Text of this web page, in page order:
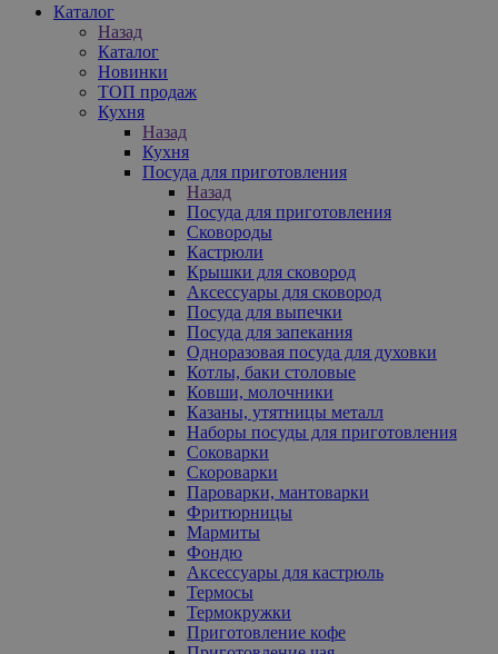
Каталог
Назад
Каталог
Новинки
ТОП продаж
Кухня
Назад
Кухня
Посуда для приготовления
Назад
Посуда для приготовления
Сковороды
Кастрюли
Крышки для сковород
Аксессуары для сковород
Посуда для выпечки
Посуда для запекания
Одноразовая посуда для духовки
Котлы, баки столовые
Ковши, молочники
Казаны, утятницы металл
Наборы посуды для приготовления
Соковарки
Скороварки
Пароварки, мантоварки
Фритюрницы
Мармиты
Фондю
Аксессуары для кастрюль
Термосы
Термокружки
Приготовление кофе